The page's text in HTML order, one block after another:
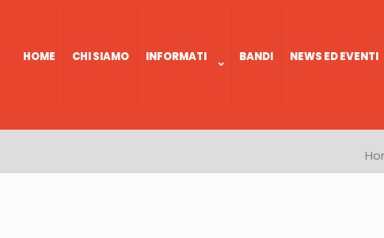
HOME CHI SIAMO INFORMATI BANDI NEWS ED EVENTI